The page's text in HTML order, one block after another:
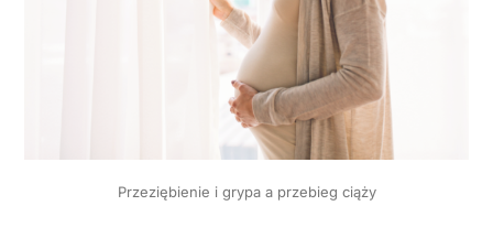
Przeziębienie i grypa a przebieg ciąży